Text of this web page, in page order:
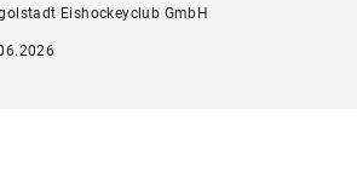
Eishockeyclub GmbH